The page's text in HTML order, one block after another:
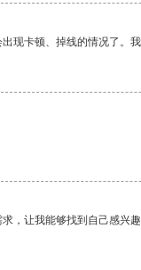
现卡顿、掉线的情况了。
，让我能够找到自己感兴趣